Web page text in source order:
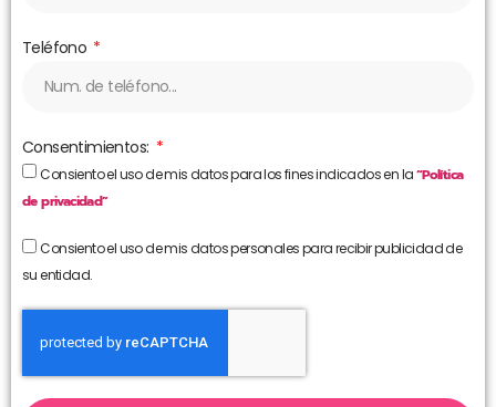
Teléfono
Consentimientos:
Consiento el uso de mis datos para los fines indicados en la“Política
de privacidad”
Consiento el uso de mis datos personales para recibir publicidad de
su entidad.